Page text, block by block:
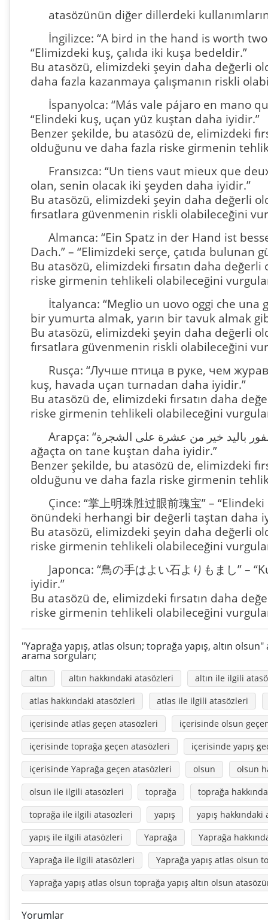
atasözünün diğer dillerdeki
İngilizce: “A bird in the hand is worth
“Elimizdeki kuş, çalıda iki kuşa bedeldir.”
Bu atasözü, elimizdeki şeyin daha değerli
daha fazla kazanmaya çalışmanın riskli
İspanyolca: “Más vale pájaro en mano
“Elindeki kuş, uçan yüz kuştan daha iyidir.”
Benzer şekilde, bu atasözü de, elimizdeki
olduğunu ve daha fazla riske girmenin
Fransızca: “Un tiens vaut mieux que
olan, senin olacak iki şeyden daha iyidir.”
Bu atasözü, elimizdeki şeyin daha değerli
fırsatlara güvenmenin riskli olabileceğini
Almanca: “Ein Spatz in der Hand ist
Dach.” – “Elimizdeki serçe, çatıda bulunan
Bu atasözü, elimizdeki fırsatın daha
riske girmenin tehlikeli olabileceğini
İtalyanca: “Meglio un uovo oggi che una
bir yumurta almak, yarın bir tavuk almak
Bu atasözü, elimizdeki şeyin daha değerli
fırsatlara güvenmenin riskli olabileceğini
Rusça: “Лучше птица в руке, чем
kuş, havada uçan turnadan daha iyidir.”
Bu atasözü de, elimizdeki fırsatın daha
riske girmenin tehlikeli olabileceğini
Arapça: “عصفور باليد خير من عشرة على الشجرة.” – “Elimizdeki kuş,
ağaçta on tane kuştan daha iyidir.”
Benzer şekilde, bu atasözü de, elimizdeki
olduğunu ve daha fazla riske girmenin
Çince: “掌上明珠胜过眼前瑰宝” –
önündeki herhangi bir değerli taştan daha
Bu atasözü, elimizdeki şeyin daha değerli
riske girmenin tehlikeli olabileceğini
Japonca: “鳥の手はよい石よりもまし” –
iyidir.”
Bu atasözü de, elimizdeki fırsatın daha
riske girmenin tehlikeli olabileceğini
"Yaprağa yapış, atlas olsun; toprağa yapış, altın
arama sorguları;
altın altın hakkındaki atasözleri
altın ile ilgili
atlas hakkındaki atasözleri
atlas ile ilgili atasözleri
içerisinde atlas geçen atasözleri
içerisinde olsun
içerisinde toprağa geçen atasözleri
içerisinde yapış
içerisinde Yaprağa geçen atasözleri
olsun
olsun
olsun ile ilgili atasözleri
toprağa
toprağa
toprağa ile ilgili atasözleri
yapış
yapış
yapış ile ilgili atasözleri
Yaprağa
Yaprağa
Yaprağa ile ilgili atasözleri
Yaprağa yapış atlas olsun
Yaprağa yapış atlas olsun toprağa yapış altın olsun
Yorumlar